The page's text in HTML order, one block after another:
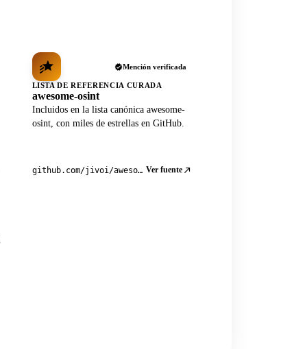
Mención verificada
LISTA DE REFERENCIA CURADA
awesome-osint
Incluidos en la lista canónica awesome-
osint, con miles de estrellas en GitHub.
github.com/jivoi/awesome-osint Ver fuente